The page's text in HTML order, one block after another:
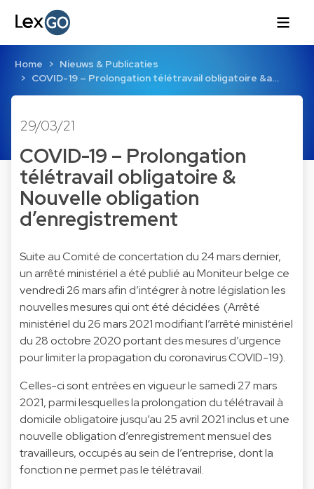
Home
Nieuws & Publicaties
COVID-19 – Prolongation télétravail obligatoire &a…
29/03/21
COVID-19 – Prolongation
télétravail obligatoire &
Nouvelle obligation
d’enregistrement
Suite au Comité de concertation du 24 mars dernier,
un arrêté ministériel a été publié au Moniteur belge ce
vendredi 26 mars afin d’intégrer à notre législation les
nouvelles mesures qui ont été décidées (Arrêté
ministériel du 26 mars 2021 modifiant l’arrêté ministériel
du 28 octobre 2020 portant des mesures d’urgence
pour limiter la propagation du coronavirus COVID-19).
Celles-ci sont entrées en vigueur le samedi 27 mars
2021, parmi lesquelles la prolongation du télétravail à
domicile obligatoire jusqu’au 25 avril 2021 inclus et une
nouvelle obligation d’enregistrement mensuel des
travailleurs, occupés au sein de l’entreprise, dont la
fonction ne permet pas le télétravail.